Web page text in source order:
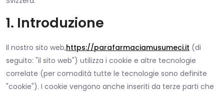
Servizi
Blog
1. Introduzione
Il nostro sito web,https://parafarmaciamusumeci.it (di
seguito: "il sito web") utilizza i cookie e altre tecnologie
correlate (per comodità tutte le tecnologie sono definite
"cookie"). I cookie vengono anche inseriti da terze parti che